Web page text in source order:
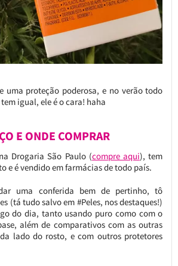
uma proteção poderosa, e no verão todo
igual, ele é o cara! haha
E ONDE COMPRAR
Drogaria São Paulo (compre aqui), tem
e é vendido em farmácias de todo país.
uma conferida bem de pertinho, tô
(tá tudo salvo em #Peles, nos destaques!)
do dia, tanto usando puro como com o
além de comparativos com as outras
lado do rosto, e com outros protetores